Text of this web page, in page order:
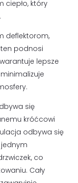
ciepło, który
deflektorom,
ten podnosi
lepsze
się
króćcowi
odbywa się
co
Cały